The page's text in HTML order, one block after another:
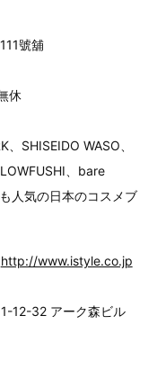
號舖
休
SHISEIDO WASO、
、bare
人気の日本のコスメブ
http://www.istyle.co.jp
12-32 アーク森ビル